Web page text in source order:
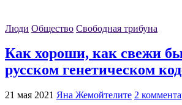
Люди Общество Свободная трибуна
Как хороши, как свежи
русском генетическом
21 мая 2021 Яна Жемойтелите 2